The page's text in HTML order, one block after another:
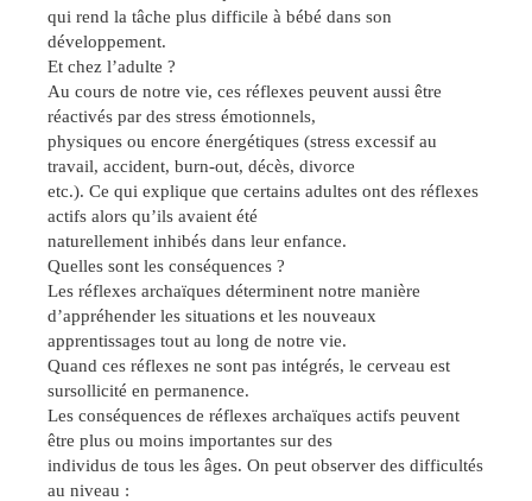
qui rend la tâche plus difficile à bébé dans son
développement.
Et chez l’adulte ?
Au cours de notre vie, ces réflexes peuvent aussi être
réactivés par des stress émotionnels,
physiques ou encore énergétiques (stress excessif au
travail, accident, burn-out, décès, divorce
etc.). Ce qui explique que certains adultes ont des réflexes
actifs alors qu’ils avaient été
naturellement inhibés dans leur enfance.
Quelles sont les conséquences ?
Les réflexes archaïques déterminent notre manière
d’appréhender les situations et les nouveaux
apprentissages tout au long de notre vie.
Quand ces réflexes ne sont pas intégrés, le cerveau est
sursollicité en permanence.
Les conséquences de réflexes archaïques actifs peuvent
être plus ou moins importantes sur des
individus de tous les âges. On peut observer des difficultés
au niveau :